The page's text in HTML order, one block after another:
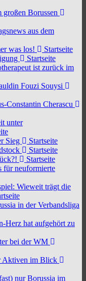
großen Borussen
aus dem
was los!
Startseite
Startseite
ist zurück im
Fouzi Souysi
Constantin Cherascu
unter
Sieg
Startseite
Startseite
Startseite
für neuformierte
Wieweit trägt die
in der Verbandsliga
Herz hat aufgehört zu
bei der WM
Aktiven im Blick
nur Borussia im